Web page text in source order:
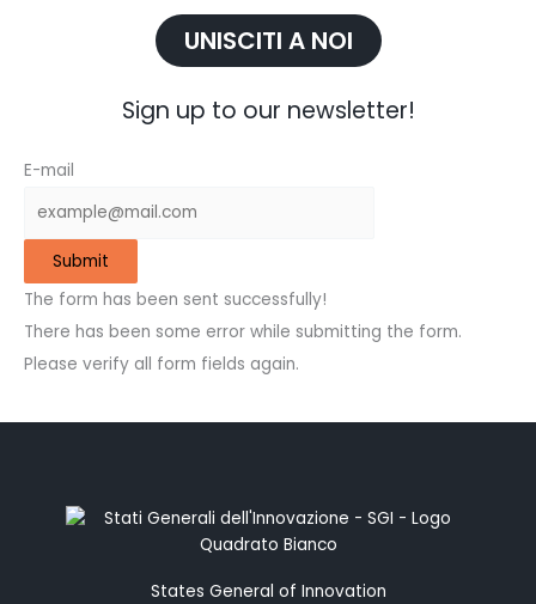
UNISCITI A NOI
Sign up to our newsletter!
E-mail
Submit
The form has been sent successfully!
There has been some error while submitting the form.
Please verify all form fields again.
States General of Innovation